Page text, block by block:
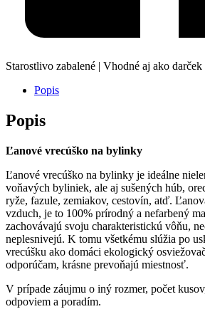
Starostlivo zabalené | Vhodné aj ako darček
Popis
Popis
Ľanové vrecúško na bylinky
Ľanové vrecúško na bylinky je ideálne
voňavých byliniek, ale aj sušených húb,
ryže, fazule, zemiakov, cestovín, atď.
vzduch, je to 100% prírodný a nefarbený
zachovávajú svoju charakteristickú vôňu,
neplesnivejú. K tomu všetkému slúžia po
vrecúšku ako domáci ekologický
odporúčam, krásne prevoňajú miestnosť.
V prípade záujmu o iný rozmer, počet
odpoviem a poradím.